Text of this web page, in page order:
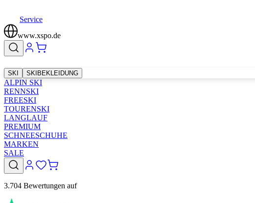
Service
www.xspo.de
SKI SKIBEKLEIDUNG
ALPIN SKI
RENNSKI
FREESKI
TOURENSKI
LANGLAUF
PREMIUM
SCHNEESCHUHE
MARKEN
SALE
3.704 Bewertungen auf